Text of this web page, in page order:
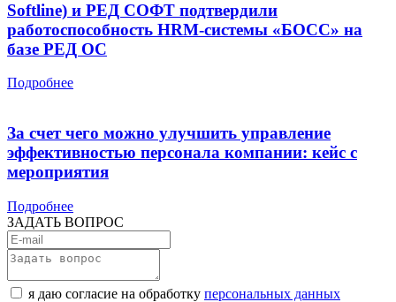
Softline) и РЕД СОФТ подтвердили
работоспособность HRM-системы «БОСС» на
базе РЕД ОС
Подробнее
За счет чего можно улучшить управление
эффективностью персонала компании: кейс с
мероприятия
Подробнее
ЗАДАТЬ ВОПРОС
я даю согласие на обработку персональных данных